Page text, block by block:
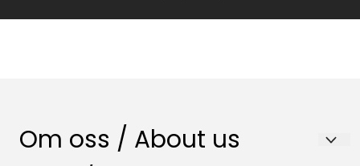
Om oss / About us